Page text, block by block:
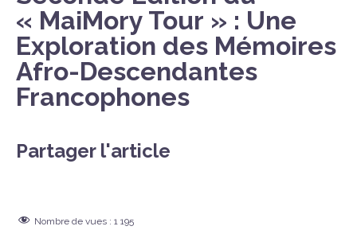
« MaiMory Tour » : Une
Exploration des Mémoires
Afro-Descendantes
Francophones
Partager l'article
Nombre de vues : 1 195